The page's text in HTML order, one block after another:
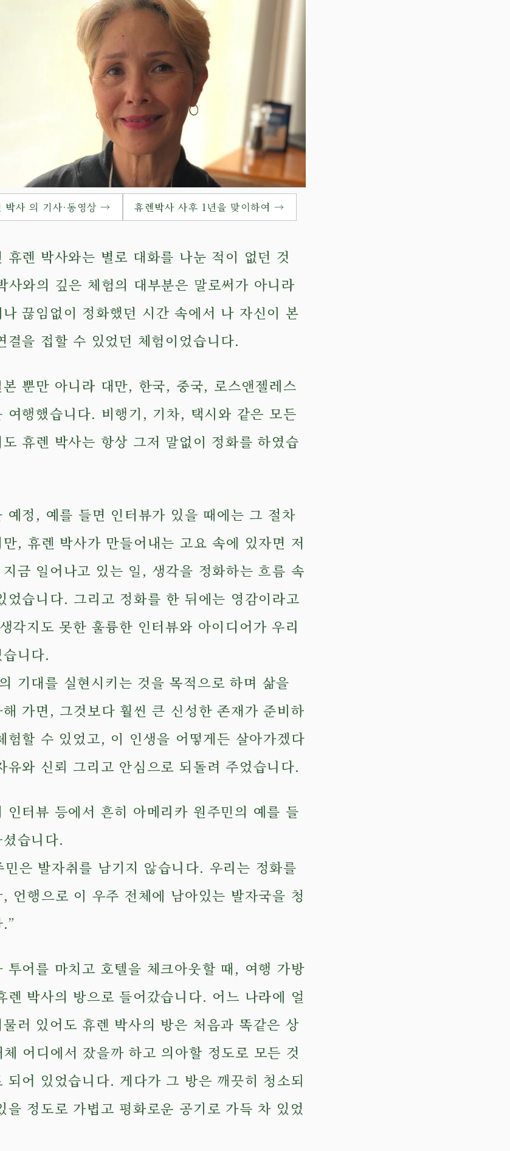
박사 의 기사·동영상 → 휴렌박사 사후 1년을 맞이하여 →
휴렌 박사와는 별로 대화를 나눈 적이 없던 것
사와의 깊은 체험의 대부분은 말로써가 아니라
끊임없이 정화했던 시간 속에서 나 자신이 본
결을 접할 수 있었던 체험이었습니다.
뿐만 아니라 대만, 한국, 중국, 로스앤젤레스
여행했습니다. 비행기, 기차, 택시와 같은 모든
휴렌 박사는 항상 그저 말없이 정화를 하였습
예정, 예를 들면 인터뷰가 있을 때에는 그 절차
, 휴렌 박사가 만들어내는 고요 속에 있자면 저
금 일어나고 있는 일, 생각을 정화하는 흐름 속
었습니다. 그리고 정화를 한 뒤에는 영감이라고
각지도 못한 훌륭한 인터뷰와 아이디어가 우리
니다.
기대를 실현시키는 것을 목적으로 하며 삶을
가면, 그것보다 훨씬 큰 신성한 존재가 준비하
험할 수 있었고, 이 인생을 어떻게든 살아가겠다
유와 신뢰 그리고 안심으로 되돌려 주었습니다.
인터뷰 등에서 흔히 아메리카 원주민의 예를 들
습니다.
민은 발자취를 남기지 않습니다. 우리는 정화를
언행으로 이 우주 전체에 남아있는 발자국을 청
투어를 마치고 호텔을 체크아웃할 때, 여행 가방
렌 박사의 방으로 들어갔습니다. 어느 나라에 얼
러 있어도 휴렌 박사의 방은 처음과 똑같은 상
어디에서 잤을까 하고 의아할 정도로 모든 것
되어 있었습니다. 게다가 그 방은 깨끗히 청소되
을 정도로 가볍고 평화로운 공기로 가득 차 있었